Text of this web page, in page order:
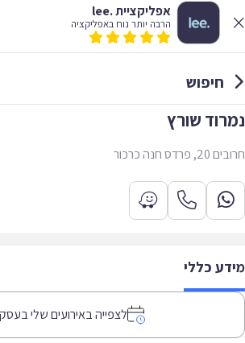
אפליקציית .lee
הרבה יותר נוח באפליקציה
חיפוש
נמרוד שורץ
חרובים 20, פרדס חנה כרכור
מידע כללי
לצפייה באירועים שלי